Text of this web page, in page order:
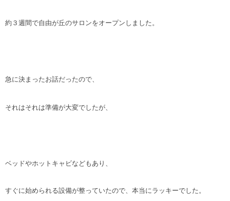
約３週間で自由が丘のサロンをオープンしました。
急に決まったお話だったので、
それはそれは準備が大変でしたが、
ベッドやホットキャビなどもあり、
すぐに始められる設備が整っていたので、本当にラッキーでした。